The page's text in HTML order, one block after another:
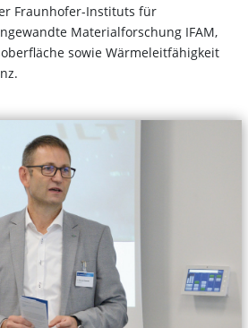
Fraunhofer-Instituts für
Materialforschung IFAM,
sowie Wärmeleitfähigkeit